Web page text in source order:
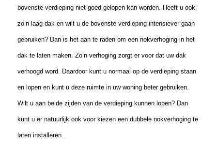
bovenste verdieping niet goed gelopen kan worden. Heeft u ook
zo’n laag dak en wilt u de bovenste verdieping intensiever gaan
gebruiken? Dan is het aan te raden om een nokverhoging in het
dak te laten maken. Zo’n verhoging zorgt er voor dat uw dak
verhoogd word. Daardoor kunt u normaal op de verdieping staan
en lopen en kunt u deze ruimte in uw woning beter gebruiken.
Wilt u aan beide zijden van de verdieping kunnen lopen? Dan
kunt u er natuurlijk ook voor kiezen een dubbele nokverhoging te
laten installeren.